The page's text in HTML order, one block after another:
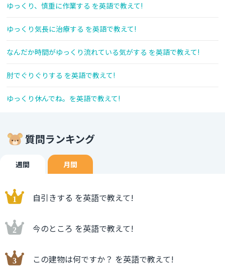
ゆっくり、慎重に作業する を英語で教えて!
ゆっくり気長に治療する を英語で教えて!
なんだか時間がゆっくり流れている気がする を英語で教えて!
肘でぐりぐりする を英語で教えて!
ゆっくり休んでね。を英語で教えて!
質問ランキング
週間 月間
自引きする を英語で教えて!
今のところ を英語で教えて!
この建物は何ですか？ を英語で教えて!